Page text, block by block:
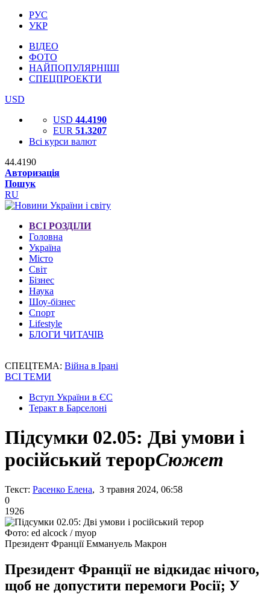
РУС
УКР
ВІДЕО
ФОТО
НАЙПОПУЛЯРНІШІ
СПЕЦПРОЕКТИ
USD
USD 44.4190
EUR 51.3207
Всі курси валют
44.4190
Авторизація
Пошук
RU
ВСІ РОЗДІЛИ
Головна
Україна
Місто
Світ
Бізнес
Наука
Шоу-бізнес
Спорт
Lifestyle
БЛОГИ ЧИТАЧІВ
СПЕЦТЕМА: Війна в Ірані
ВСІ ТЕМИ
Вступ України в ЄС
Теракт в Барселоні
Підсумки 02.05: Дві умови і
російський терорСюжет
Текст: Расенко Елена, 3 травня 2024, 06:58
0
1926
Фото: ed alcock / myop
Президент Франції Еммануель Макрон
Президент Франції не відкидає нічого,
щоб не допустити перемоги Росії; У